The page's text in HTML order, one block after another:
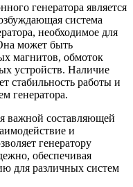
генератора является
система
необходимое для
может быть
магнитов, обмоток
устройств. Наличие
стабильность работы и
генератора.
важной составляющей
и
генератору
обеспечивая
для различных систем